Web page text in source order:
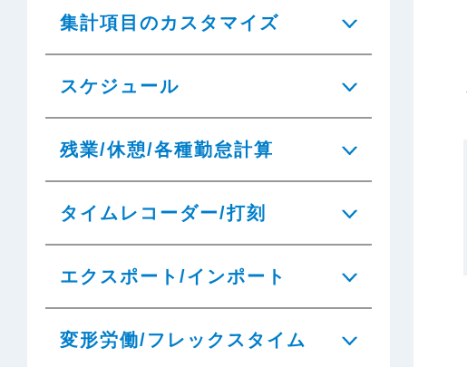
集計項目のカスタマイズ
スケジュール
残業/休憩/各種勤怠計算
タイムレコーダー/打刻
エクスポート/インポート
変形労働/フレックスタイム